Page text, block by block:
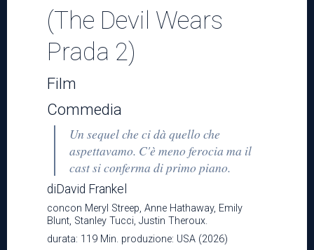
Informazioni
(The Devil Wears
Prada 2)
Film
Commedia
Un sequel che ci dà quello che
aspettavamo. C'è meno ferocia ma il
cast si conferma di primo piano.
diDavid Frankel
concon Meryl Streep, Anne Hathaway, Emily
Blunt, Stanley Tucci, Justin Theroux.
durata: 119 Min. produzione: USA (2026)